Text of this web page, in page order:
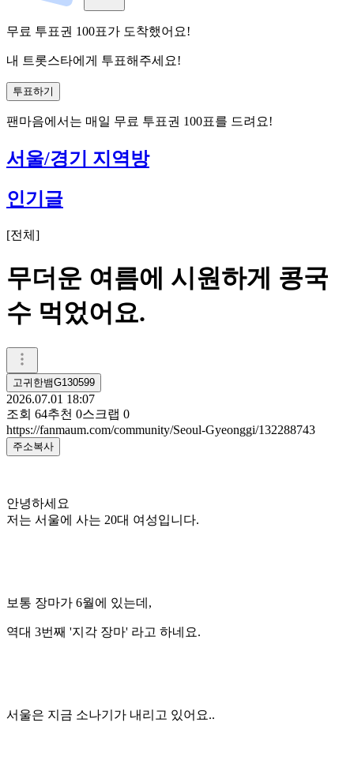
무료 투표권 100표가 도착했어요!
내 트롯스타에게 투표해주세요!
투표하기
팬마음에서는 매일 무료 투표권 100표를 드려요!
서울/경기 지역방
인기글
[전체 ]
무더운 여름에 시원하게 콩국
수 먹었어요.
고귀한뱀G130599
2026.07.01 18:07
조회 64추천 0스크랩 0
https://fanmaum.com/community/Seoul-Gyeonggi/132288743
주소복사
안녕하세요
저는 서울에 사는 20대 여성입니다.
보통 장마가 6월에 있는데,
역대 3번째 '지각 장마' 라고 하네요.
서울은 지금 소나기가 내리고 있어요..